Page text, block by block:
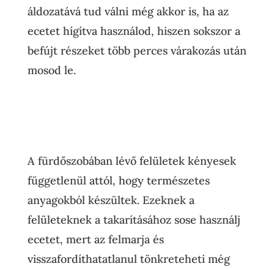
áldozatává tud válni még akkor is, ha az
ecetet hígítva használod, hiszen sokszor a
befújt részeket több perces várakozás után
mosod le.
A fürdőszobában lévő felületek kényesek
függetlenül attól, hogy természetes
anyagokból készültek. Ezeknek a
felületeknek a takarításához sose használj
ecetet, mert az felmarja és
visszafordíthatatlanul tönkreteheti még